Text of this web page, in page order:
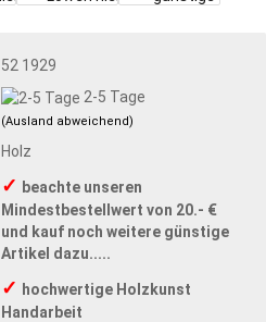
52 1929
2-5 Tage
(Ausland abweichend)
Holz
✓ beachte unseren
Mindestbestellwert von 20.- €
und kauf noch weitere günstige
Artikel dazu.....
✓ hochwertige Holzkunst
Handarbeit